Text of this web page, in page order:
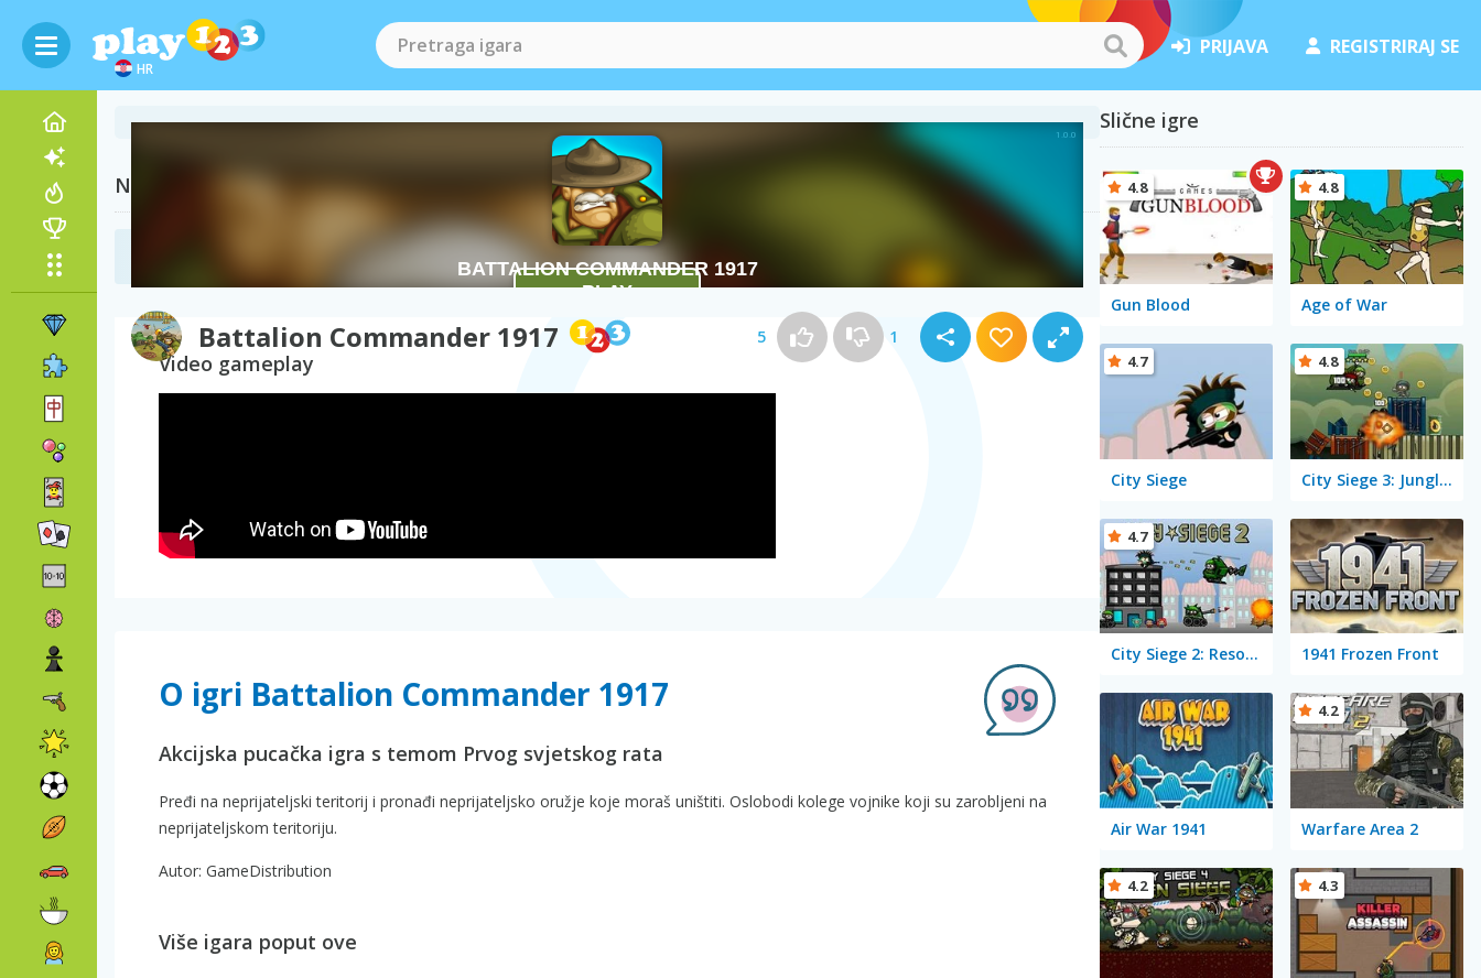
HR
PRIJAVA REGISTRIRAJ SE
Battalion Commander 1917 5 1
Naše preporuke
Igre pucanja(73)
Video gameplay
O igri Battalion Commander 1917
Akcijska pucačka igra s temom Prvog svjetskog rata
Pređi na neprijateljski teritorij i pronađi neprijateljsko oružje koje moraš uništiti. Oslobodi kolege vojnike koji su zarobljeni na
neprijateljskom teritoriju.
Autor: GameDistribution
Više igara poput ove
Slične igre
Gun Blood
4.8
Age of War
4.8
City Siege
4.7
City Siege 3: Jungle Siege
4.8
City Siege 2: Resort Siege
4.7
1941 Frozen Front
Air War 1941 Warfare Area 2
4.2
4.2 4.3